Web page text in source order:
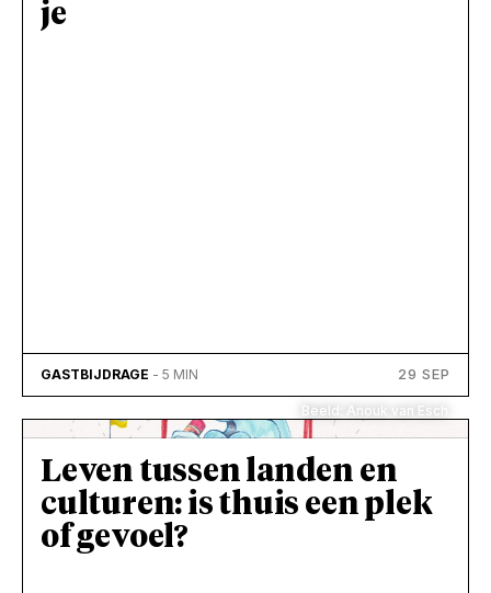
je
GASTBIJDRAGE - 5 MIN 29 SEP
Beeld: Anouk van Esch
Leven tussen landen en
culturen: is thuis een plek
of gevoel?